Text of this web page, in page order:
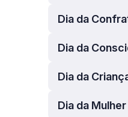
Dia da
Dia da
Dia da
Dia da Mulher